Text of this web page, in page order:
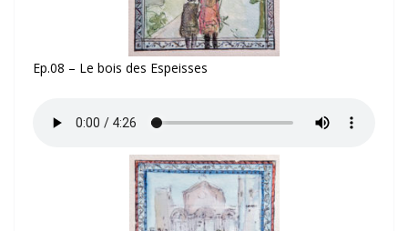
Ep.08 – Le bois des Espeisses